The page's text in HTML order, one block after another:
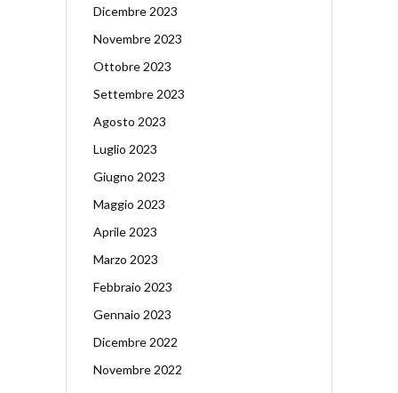
Dicembre 2023
Novembre 2023
Ottobre 2023
Settembre 2023
Agosto 2023
Luglio 2023
Giugno 2023
Maggio 2023
Aprile 2023
Marzo 2023
Febbraio 2023
Gennaio 2023
Dicembre 2022
Novembre 2022